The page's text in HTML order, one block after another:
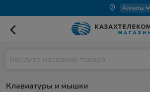
Клавиатуры и мышки